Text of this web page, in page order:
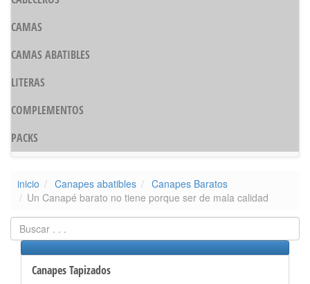
CAMAS
CAMAS ABATIBLES
LITERAS
COMPLEMENTOS
PACKS
inicio Canapes abatibles
Canapes Baratos
Un Canapé barato no tiene porque ser de mala calidad
Canapes Tapizados